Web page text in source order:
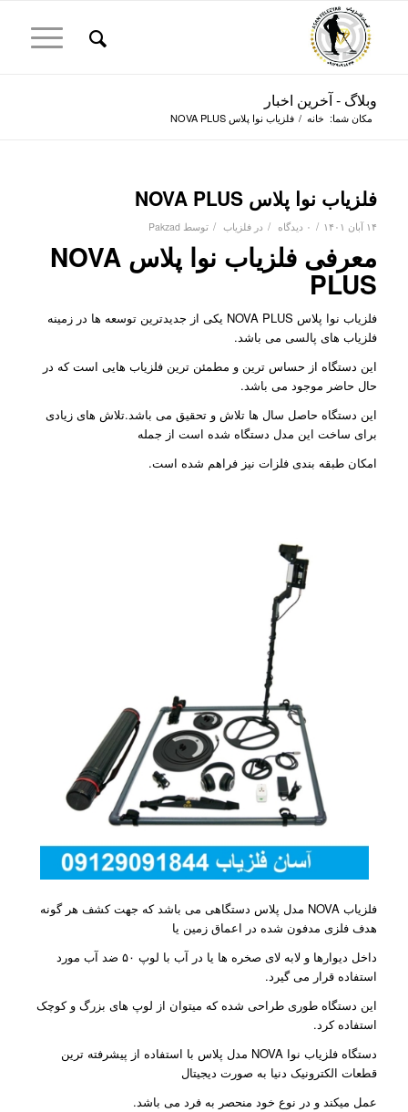
وبلاگ - آخرین اخبار
مکان شما: خانه / فلزیاب نوا پلاس NOVA PLUS
فلزیاب نوا پلاس NOVA PLUS
۱۴ آبان ۱۴۰۱ / ۰ دیدگاه / در فلزیاب / توسط Pakzad
معرفی فلزیاب نوا پلاس NOVA
PLUS
فلزیاب نوا پلاس NOVA PLUS یکی از جدیدترین توسعه ها در زمینه
فلزیاب های پالسی می باشد.
این دستگاه از حساس ترین و مطمئن ترین فلزیاب هایی است که در
حال حاضر موجود می باشد.
این دستگاه حاصل سال ها تلاش و تحقیق می باشد.تلاش های زیادی
برای ساخت این مدل دستگاه شده است از جمله
امکان طبقه بندی فلزات نیز فراهم شده است.
فلزیاب NOVA مدل پلاس دستگاهی می باشد که جهت کشف هر گونه
هدف فلزی مدفون شده در اعماق زمین یا
داخل دیوارها و لابه لای صخره ها یا در آب با لوپ ۵۰ ضد آب مورد
استفاده قرار می گیرد.
این دستگاه طوری طراحی شده که میتوان از لوپ های بزرگ و کوچک
استفاده کرد.
دستگاه فلزیاب نوا NOVA مدل پلاس با استفاده از پیشرفته ترین
قطعات الکترونیک دنیا به صورت دیجیتال
عمل میکند و در نوع خود منحصر به فرد می باشد.